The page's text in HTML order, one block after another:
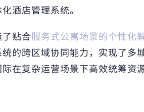
酒店管理系统。
贴合服务式公寓场景的个性化
的跨区域协同能力，实现了多
在复杂运营场景下高效统筹资